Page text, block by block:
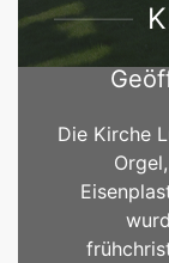
Die Kirche